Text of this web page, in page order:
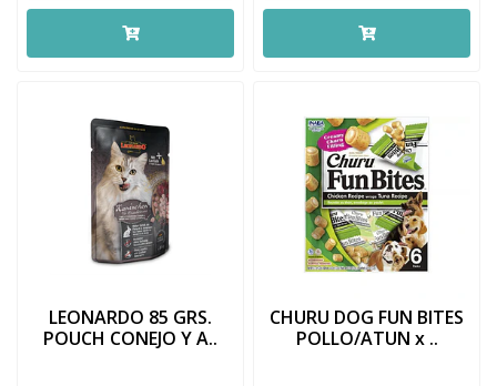
LEONARDO 85 GRS.
POUCH CONEJO Y A..
CHURU DOG FUN BITES
POLLO/ATUN x ..